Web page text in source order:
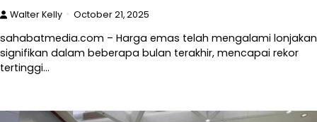
Walter Kelly October 21, 2025
sahabatmedia.com – Harga emas telah mengalami lonjakan
signifikan dalam beberapa bulan terakhir, mencapai rekor
tertinggi…